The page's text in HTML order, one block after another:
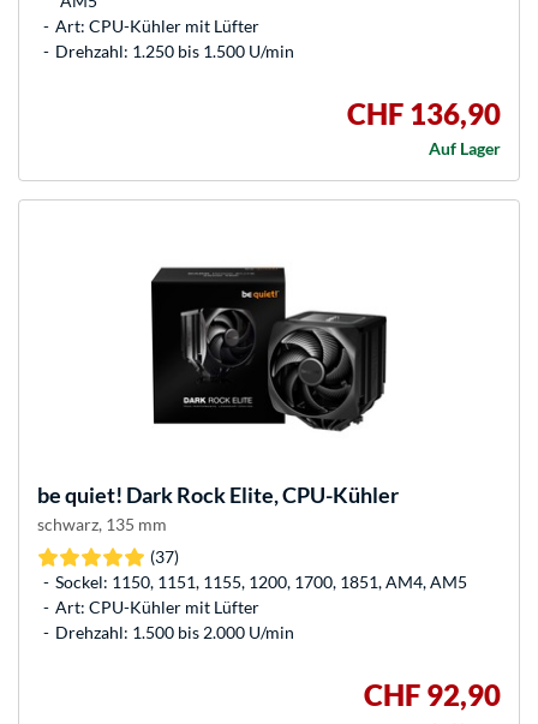
Art: CPU-Kühler mit Lüfter
Drehzahl: 1.250 bis 1.500 U/min
CHF 136,90
Auf Lager
be quiet! Dark Rock Elite, CPU-Kühler
schwarz, 135 mm
(37)
Sockel: 1150, 1151, 1155, 1200, 1700, 1851, AM4, AM5
Art: CPU-Kühler mit Lüfter
Drehzahl: 1.500 bis 2.000 U/min
CHF 92,90